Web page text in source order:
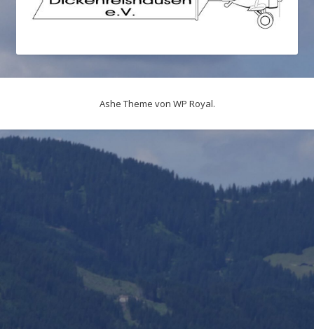
Ashe Theme von WP Royal.